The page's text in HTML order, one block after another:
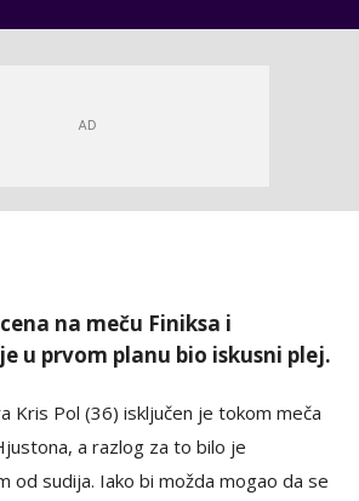
na meču Finiksa i
u prvom planu bio iskusni plej.
Kris Pol (36) isključen je tokom meča
a razlog za to bilo je
od sudija. Iako bi možda mogao da se